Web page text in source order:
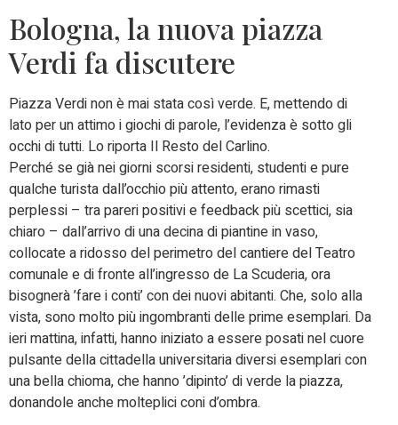
Bologna, la nuova piazza
Verdi fa discutere
Piazza Verdi non è mai stata così verde. E, mettendo di
lato per un attimo i giochi di parole, l’evidenza è sotto gli
occhi di tutti. Lo riporta Il Resto del Carlino.
Perché se già nei giorni scorsi residenti, studenti e pure
qualche turista dall’occhio più attento, erano rimasti
perplessi – tra pareri positivi e feedback più scettici, sia
chiaro – dall’arrivo di una decina di piantine in vaso,
collocate a ridosso del perimetro del cantiere del Teatro
comunale e di fronte all’ingresso de La Scuderia, ora
bisognerà ’fare i conti’ con dei nuovi abitanti. Che, solo alla
vista, sono molto più ingombranti delle prime esemplari. Da
ieri mattina, infatti, hanno iniziato a essere posati nel cuore
pulsante della cittadella universitaria diversi esemplari con
una bella chioma, che hanno ’dipinto’ di verde la piazza,
donandole anche molteplici coni d’ombra.